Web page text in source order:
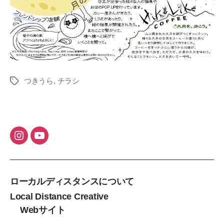
タ
つきうら, チラシ
ローカルディスタンスについて
Local Distance Creative
Webサイト